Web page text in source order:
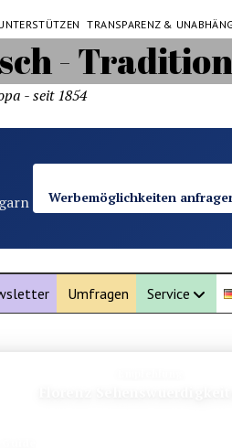
TRANSPARENZ &
- seit 1854
Werbemöglichkeiten
Umfragen Service